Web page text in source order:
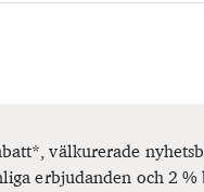
välkurerade
erbjudanden och 2 %